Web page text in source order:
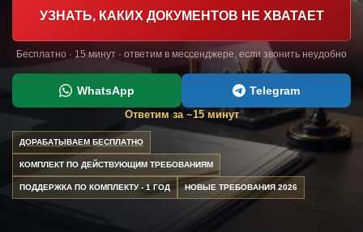
УЗНАТЬ, КАКИХ ДОКУМЕНТОВ НЕ ХВАТАЕТ
Бесплатно · 15 минут · ответим в мессенджере, если звонить неудобно
WhatsApp Telegram
Ответим за ~15 минут
ДОРАБАТЫВАЕМ БЕСПЛАТНО
КОМПЛЕКТ ПО ДЕЙСТВУЮЩИМ ТРЕБОВАНИЯМ
ПОДДЕРЖКА ПО КОМПЛЕКТУ - 1 ГОД НОВЫЕ ТРЕБОВАНИЯ 2026